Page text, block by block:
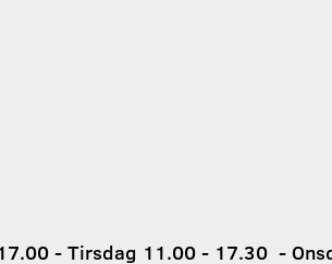
- Tirsdag 11.00 - 17.30 -